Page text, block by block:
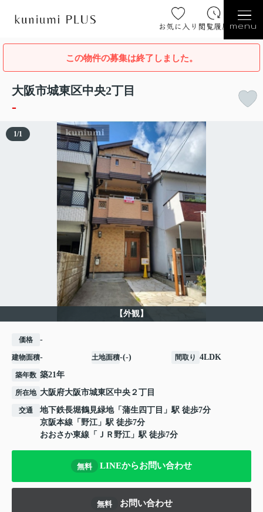
お気に入り 閲覧履歴 menu
この物件の募集は終了しました。
大阪市城東区中央2丁目
-
【外観】
1/1
価格 -
建物面積- 土地面積-(-) 間取り 4LDK
築年数 築21年
所在地 大阪府大阪市城東区中央 ２丁目
交通 地下鉄長堀鶴見緑地「 蒲生四丁目 」駅 徒歩7分
京阪本線 「 野江 」駅 徒歩7分
おおさか東線 「 ＪＲ野江 」駅 徒歩7分
無料 LINEからお問い合わせ
無料 お問い合わせ